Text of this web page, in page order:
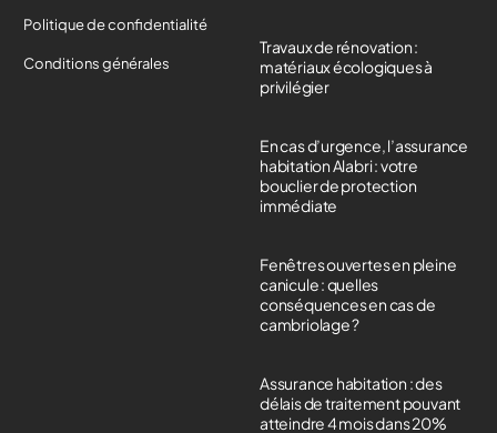
Politique de confidentialité
Conditions générales
Travaux de rénovation :
matériaux écologiques à
privilégier
En cas d’urgence, l’assurance
habitation Alabri : votre
bouclier de protection
immédiate
Fenêtres ouvertes en pleine
canicule : quelles
conséquences en cas de
cambriolage ?
Assurance habitation : des
délais de traitement pouvant
atteindre 4 mois dans 20%